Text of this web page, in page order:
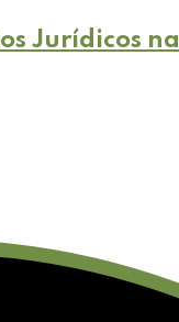
Jurídicos na